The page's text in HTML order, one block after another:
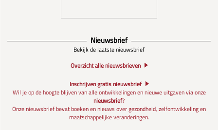
Nieuwsbrief
Bekijk de laatste nieuwsbrief
Overzicht alle nieuwsbrieven
Inschrijven gratis nieuwsbrief
Wil je op de hoogte blijven van alle ontwikkelingen en nieuwe uitgaven via onze
nieuwsbrief?
Onze nieuwsbrief bevat boeken en nieuws over gezondheid, zelfontwikkeling en
maatschappelijke veranderingen.